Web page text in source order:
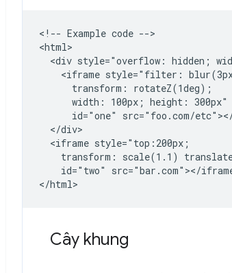
<!-- Example code -->
<html>
<div style="overflow: hidden;
<iframe style="filter:
      transform: rotateZ(1deg);
      width: 100px; height: 300px"
id="one" src="foo.com/
  </div>
  <iframe style="top:200px;
transform: scale(1.1)
id="two" src="bar.com"></
Cây khung